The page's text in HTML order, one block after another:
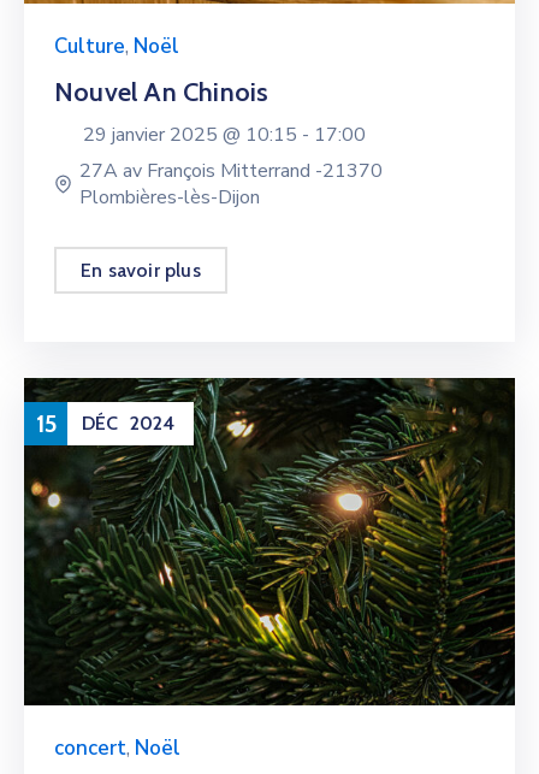
Culture, Noël
Nouvel An Chinois
29 janvier 2025 @ 10:15 - 17:00
27A av François Mitterrand -21370
Plombières-lès-Dijon
En savoir plus
15 DÉC 2024
concert, Noël